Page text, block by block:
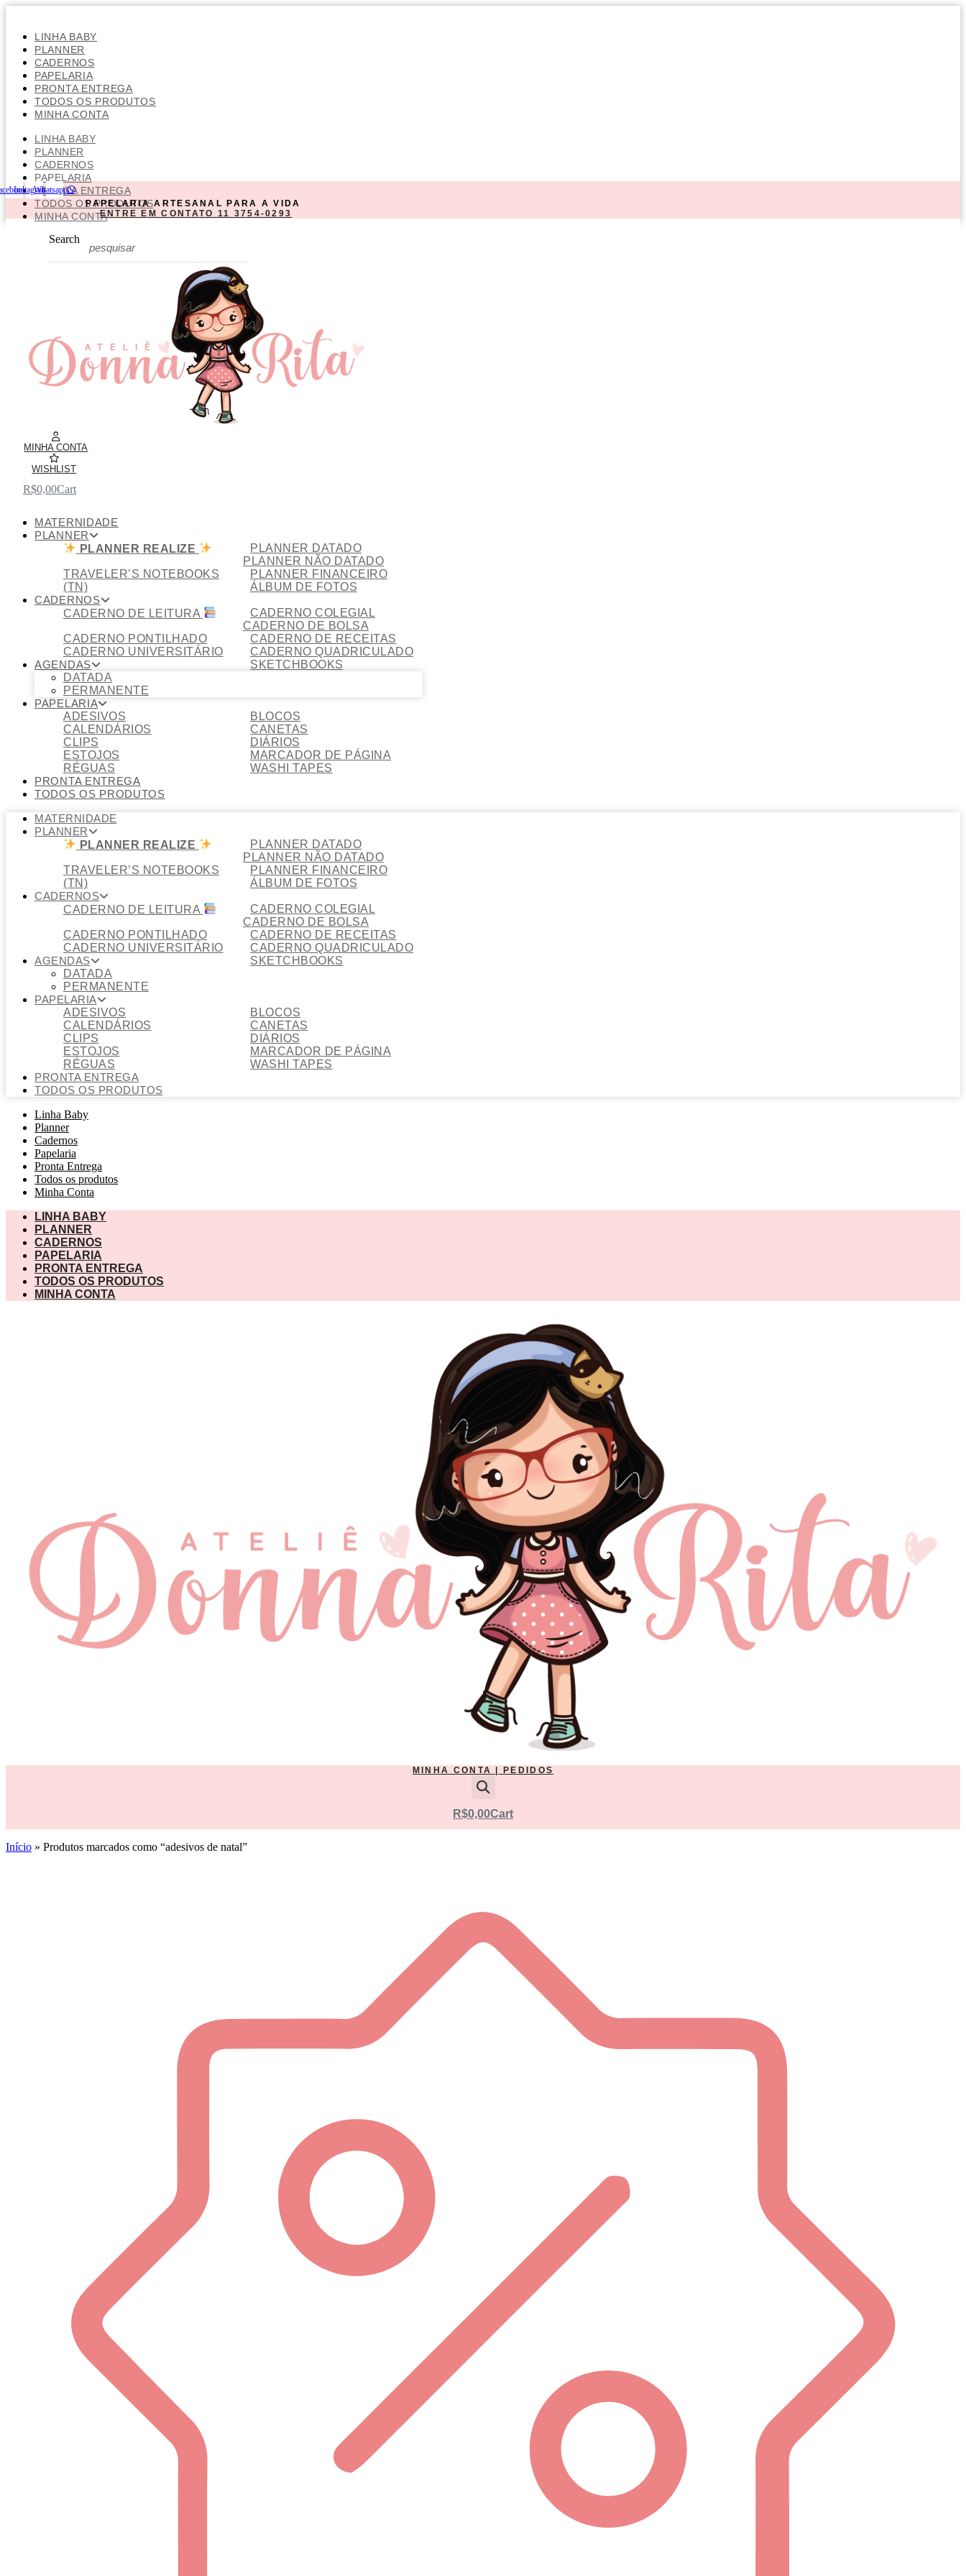
conteúdo
LINHA BABY
PLANNER
CADERNOS
PAPELARIA
PRONTA ENTREGA
TODOS OS PRODUTOS
MINHA CONTA
LINHA BABY
PLANNER
CADERNOS
PAPELARIA
PRONTA ENTREGA
TODOS OS PRODUTOS
MINHA CONTA
InstagramWhatsapp
PAPELARIA ARTESANAL PARA A VIDA
ENTRE EM CONTATO 11 3754-0293
Search
MINHA CONTA
WISHLIST
R$0,00Cart
MATERNIDADE
PLANNER
PLANNER REALIZE
PLANNER DATADO
PLANNER NÃO DATADO
PLANNER FINANCEIRO
TRAVELER’S NOTEBOOKS
(TN)
ÁLBUM DE FOTOS
CADERNOS
CADERNO DE LEITURA
CADERNO COLEGIAL
CADERNO DE BOLSA
CADERNO DE RECEITAS
CADERNO PONTILHADO
CADERNO QUADRICULADO
CADERNO UNIVERSITÁRIO
SKETCHBOOKS
AGENDAS
DATADA
PERMANENTE
PAPELARIA
ADESIVOS
BLOCOS
CALENDÁRIOS
CANETAS
CLIPS
DIÁRIOS
ESTOJOS
MARCADOR DE PÁGINA
RÉGUAS
WASHI TAPES
PRONTA ENTREGA
TODOS OS PRODUTOS
MATERNIDADE
PLANNER
PLANNER REALIZE
PLANNER DATADO
PLANNER NÃO DATADO
PLANNER FINANCEIRO
TRAVELER’S NOTEBOOKS
(TN)
ÁLBUM DE FOTOS
CADERNOS
CADERNO DE LEITURA
CADERNO COLEGIAL
CADERNO DE BOLSA
CADERNO DE RECEITAS
CADERNO PONTILHADO
CADERNO QUADRICULADO
CADERNO UNIVERSITÁRIO
SKETCHBOOKS
AGENDAS
DATADA
PERMANENTE
PAPELARIA
ADESIVOS
BLOCOS
CALENDÁRIOS
CANETAS
CLIPS
DIÁRIOS
ESTOJOS
MARCADOR DE PÁGINA
RÉGUAS
WASHI TAPES
PRONTA ENTREGA
TODOS OS PRODUTOS
Linha Baby
Planner
Cadernos
Papelaria
Pronta Entrega
Todos os produtos
Minha Conta
LINHA BABY
PLANNER
CADERNOS
PAPELARIA
PRONTA ENTREGA
TODOS OS PRODUTOS
MINHA CONTA
MINHA CONTA | PEDIDOS
R$0,00Cart
Início » Produtos marcados como “adesivos de natal”